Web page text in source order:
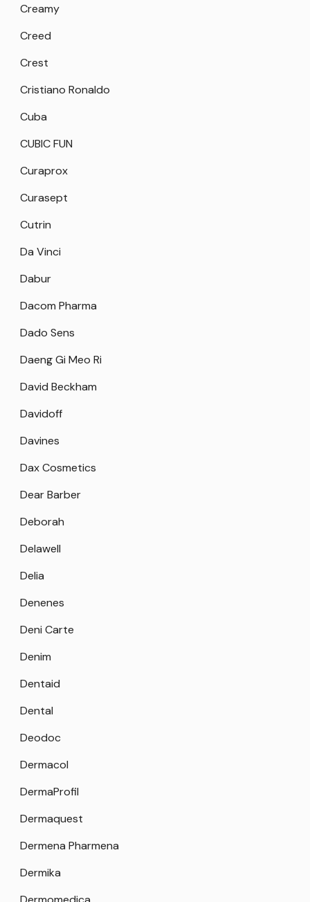
Creamy
Creed
Crest
Cristiano Ronaldo
Cuba
CUBIC FUN
Curaprox
Curasept
Cutrin
Da Vinci
Dabur
Dacom Pharma
Dado Sens
Daeng Gi Meo Ri
David Beckham
Davidoff
Davines
Dax Cosmetics
Dear Barber
Deborah
Delawell
Delia
Denenes
Deni Carte
Denim
Dentaid
Dental
Deodoc
Dermacol
DermaProfil
Dermaquest
Dermena Pharmena
Dermika